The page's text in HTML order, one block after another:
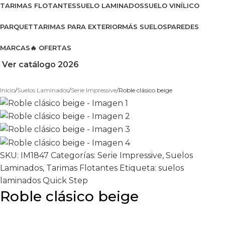
TARIMAS FLOTANTESSUELO LAMINADOSSUELO VINÍLICO
PARQUETTARIMAS PARA EXTERIORMÁS SUELOSPAREDES
MARCAS🔥 OFERTAS
Ver catálogo 2026
Inicio Suelos Laminados Serie Impressive Roble clásico beige
SKU: IM1847 Categorías: Serie Impressive, Suelos
Laminados, Tarimas Flotantes Etiqueta: suelos
laminados Quick Step
Roble clásico beige